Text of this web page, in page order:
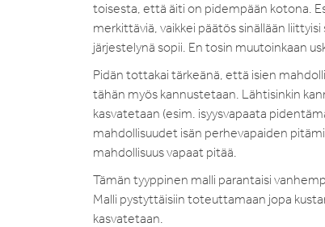
toisesta, että äiti on pidempään kotona.
merkittäviä, vaikkei päätös sinällään
järjestelynä sopii. En tosin muutoinkaan
Pidän tottakai tärkeänä, että isien
tähän myös kannustetaan. Lähtisinkin
kasvatetaan (esim. isyysvapaata
mahdollisuudet isän perhevapaiden
mahdollisuus vapaat pitää.
Tämän tyyppinen malli parantaisi
Malli pystyttäisiin toteuttamaan jopa
kasvatetaan.